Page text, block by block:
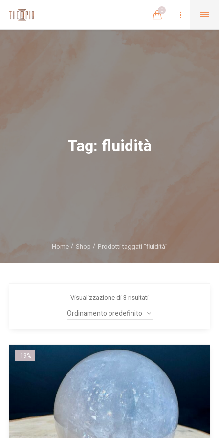
0
Tag: fluidità
Home Shop Prodotti taggati “fluidità”
Visualizzazione di 3 risultati
-19%